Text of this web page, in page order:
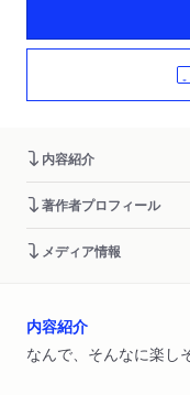
内容紹介
著作者プロフィール
メディア情報
内容紹介
なんで、そんなに楽し